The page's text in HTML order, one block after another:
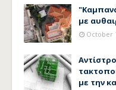
με
October
με την